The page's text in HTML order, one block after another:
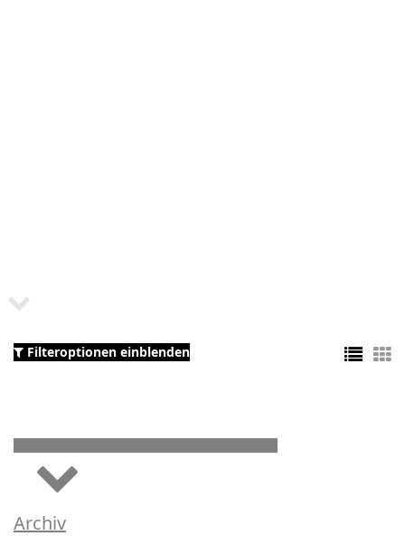
Filteroptionen einblenden
Archiv